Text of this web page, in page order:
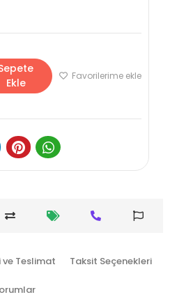
Ekle
Favorilerime ekle
Teslimat Taksit Seçenekleri